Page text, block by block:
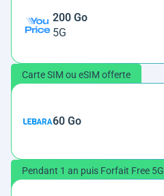
200 Go
5G
Carte SIM ou eSIM offerte
60 Go
Pendant 1 an puis Forfait Free 5G